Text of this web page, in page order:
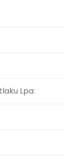
Lpa: